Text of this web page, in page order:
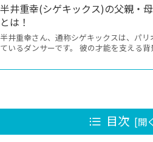
半井重幸(シゲキックス)の父親・
とは！
半井重幸さん、通称シゲキックスは、パ
ているダンサーです。 彼の才能を支える
目次